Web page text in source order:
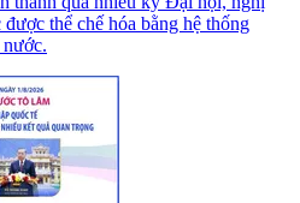
thể chế hóa bằng hệ thống
nước.